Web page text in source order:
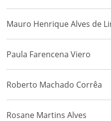
Mauro Henrique Alves de
Paula Farencena Viero
Roberto Machado Corrêa
Rosane Martins Alves